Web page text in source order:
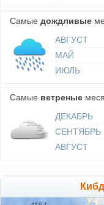
Самые дождливые
АВГУСТ
МАЙ
ИЮЛЬ
Самые ветреные
ДЕКАБРЬ
СЕНТЯБРЬ
АВГУСТ